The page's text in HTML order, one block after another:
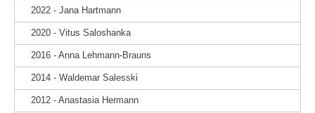
2022 - Jana Hartmann
2020 - Vitus Saloshanka
2016 - Anna Lehmann-Brauns
2014 - Waldemar Salesski
2012 - Anastasia Hermann